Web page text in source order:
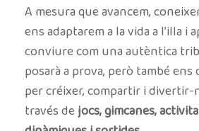
A mesura que avancem,
ens adaptarem a la vida a l’illa i
conviure com una autèntica
posarà a prova, però també
per créixer, compartir i
través dejocs, gimcanes,